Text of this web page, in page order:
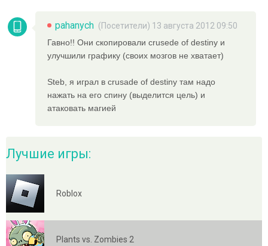
pahanych (Посетители) 13 августа 2012 09:50
Гавно!! Они скопировали crusede of destiny и
улучшили графику (своих мозгов не хватает)
Steb, я играл в crusade of destiny там надо
нажать на его спину (выделится цель) и
атаковать магией
Лучшие игры:
Roblox
Plants vs. Zombies 2